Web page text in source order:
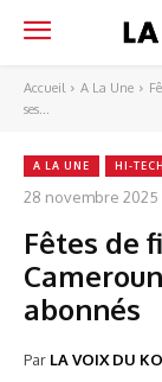
Accueil A La Une
ses...
A LA UNE HI-TECH
28 novembre 2025
Fêtes de
abonnés
Par LA VOIX DU